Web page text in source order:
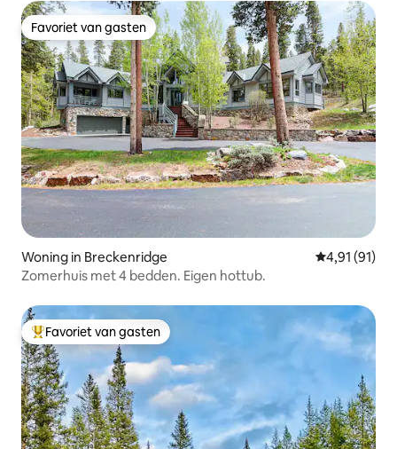
Favoriet van gasten
Favoriet van gasten
Woning in Breckenridge Gemiddelde
4,91 (91)
Zomerhuis met 4 bedden. Eigen hottub.
Topfavoriet van gasten
Favoriet van gasten